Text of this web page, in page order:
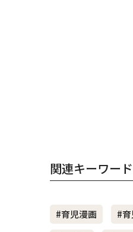
関連キーワード
#育児漫画 #